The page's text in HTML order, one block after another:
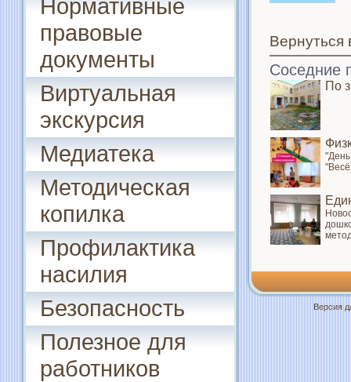
Нормативные
правовые
документы
Виртуальная
экскурсия
Медиатека
Методическая
копилка
Профилактика
насилия
Безопасность
Полезное для
работников
Вернуться
Соседние
По
Версия